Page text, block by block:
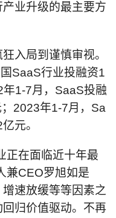
业升级的最主要方
入局到谨慎审视。
SaaS行业投融资1
1-7月，SaaS投融
2023年1-7月，Sa
元。
正在面临近十年最
兼CEO罗旭如是
速放缓等等因素之
归价值驱动。不再